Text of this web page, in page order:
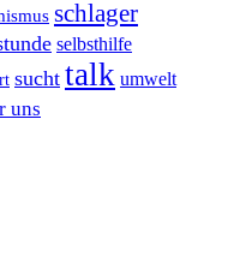
schlager
selbsthilfe
sucht talk umwelt
uns